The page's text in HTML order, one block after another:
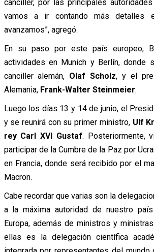
canciller, por las principales
vamos a ir contando más detalles
avanzamos”, agregó.
En su paso por este país europeo,
actividades en Munich y Berlín, donde
canciller alemán, Olaf Scholz, y el
Alemania, Frank-Walter Steinmeier.
Luego los días 13 y 14 de junio, el
y se reunirá con su primer ministro, Ulf
rey Carl XVI Gustaf. Posteriormente,
participar de la Cumbre de la Paz por
en Francia, donde será recibido por el
Macron.
Cabe recordar que varias son la
a la máxima autoridad de nuestro
Europa, además de ministros y
ellas es la delegación científica